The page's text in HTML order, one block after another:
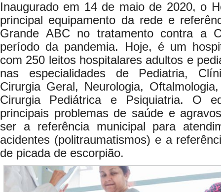
Inaugurado em 14 de maio de 2020, o
principal equipamento da rede e
Grande ABC no tratamento contra a
período da pandemia. Hoje, é um
com 250 leitos hospitalares adultos e
nas especialidades de Pediatria,
Cirurgia Geral, Neurologia,
Cirurgia Pediátrica e Psiquiatria. O
principais problemas de saúde e
ser a referência municipal para
acidentes (politraumatismos) e a
de picada de escorpião.